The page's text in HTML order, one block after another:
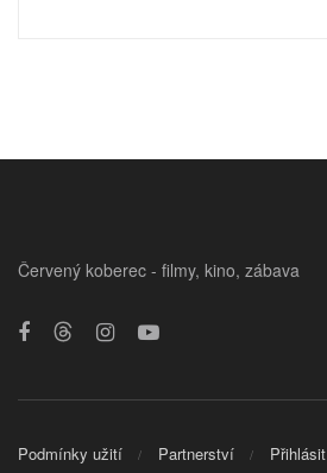
Červený koberec - filmy, kino, zábava
Podmínky užití Partnerství Přihlásit